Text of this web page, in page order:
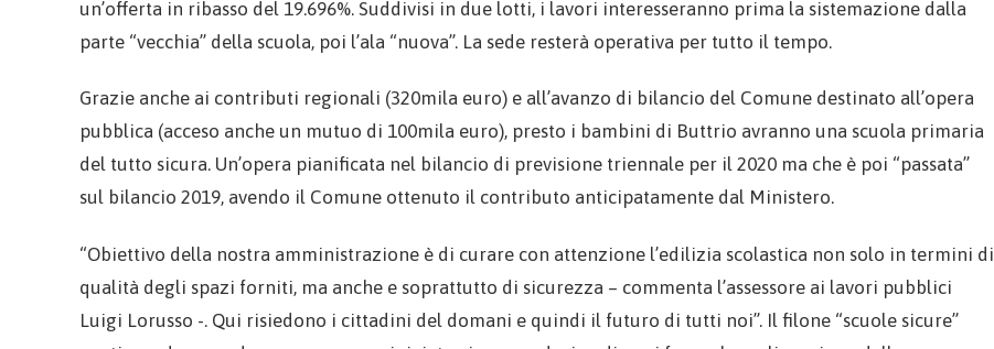
un’offerta in ribasso del 19.696%. Suddivisi in due lotti, i lavori interesseranno prima la sistemazione dalla
parte “vecchia” della scuola, poi l’ala “nuova”. La sede resterà operativa per tutto il tempo.
Grazie anche ai contributi regionali (320mila euro) e all’avanzo di bilancio del Comune destinato all’opera
pubblica (acceso anche un mutuo di 100mila euro), presto i bambini di Buttrio avranno una scuola primaria
del tutto sicura. Un’opera pianificata nel bilancio di previsione triennale per il 2020 ma che è poi “passata”
sul bilancio 2019, avendo il Comune ottenuto il contributo anticipatamente dal Ministero.
“Obiettivo della nostra amministrazione è di curare con attenzione l’edilizia scolastica non solo in termini di
qualità degli spazi forniti, ma anche e soprattutto di sicurezza – commenta l’assessore ai lavori pubblici
Luigi Lorusso -. Qui risiedono i cittadini del domani e quindi il futuro di tutti noi”. Il filone “scuole sicure”